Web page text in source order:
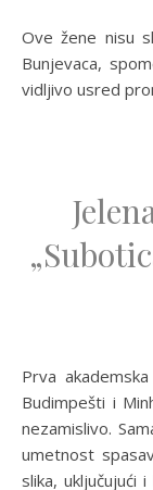
Ove žene nisu
Bunjevaca,
vidljivo usred
Prva
Budimpešti i
nezamislivo.
umetnost
slika, uključujući